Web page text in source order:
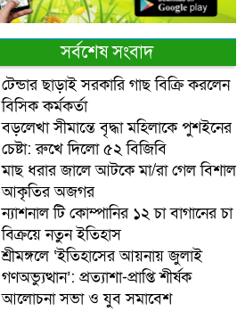
সর্বশেষ সংবাদ
টেন্ডার ছাড়াই সরকারি গাছ বিক্রি করলেন
বিসিক কর্মকর্তা
বড়লেখা সীমান্তে বৃদ্ধা মহিলাকে পুশইনের
চেষ্টা: রুখে দিলো ৫২ বিজিবি
মাছ ধরার জালে আটকে মা/রা গেল বিশাল
আকৃতির অজগর
ন্যাশনাল টি কোম্পানির ১২ চা বাগানের চা
বিক্রয়ে নতুন ইতিহাস
শ্রীমঙ্গলে ‘ইতিহাসের আয়নায় জুলাই
গণঅভ্যুত্থান’: প্রত্যাশা-প্রাপ্তি শীর্ষক
আলোচনা সভা ও যুব সমাবেশ